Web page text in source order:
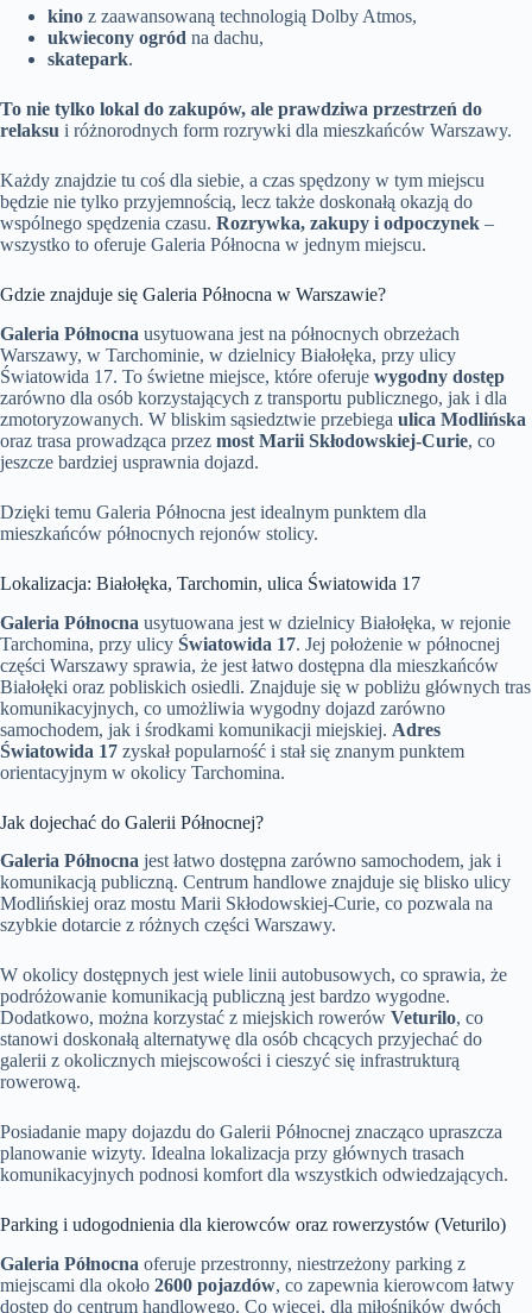
kino z zaawansowaną technologią Dolby Atmos,
ukwiecony ogród na dachu,
skatepark.
To nie tylko lokal do zakupów, ale prawdziwa przestrzeń do
relaksu i różnorodnych form rozrywki dla mieszkańców Warszawy.
Każdy znajdzie tu coś dla siebie, a czas spędzony w tym miejscu
będzie nie tylko przyjemnością, lecz także doskonałą okazją do
wspólnego spędzenia czasu. Rozrywka, zakupy i odpoczynek –
wszystko to oferuje Galeria Północna w jednym miejscu.
Gdzie znajduje się Galeria Północna w Warszawie?
Galeria Północna usytuowana jest na północnych obrzeżach
Warszawy, w Tarchominie, w dzielnicy Białołęka, przy ulicy
Światowida 17. To świetne miejsce, które oferuje wygodny dostęp
zarówno dla osób korzystających z transportu publicznego, jak i dla
zmotoryzowanych. W bliskim sąsiedztwie przebiega ulica Modlińska
oraz trasa prowadząca przez most Marii Skłodowskiej-Curie, co
jeszcze bardziej usprawnia dojazd.
Dzięki temu Galeria Północna jest idealnym punktem dla
mieszkańców północnych rejonów stolicy.
Lokalizacja: Białołęka, Tarchomin, ulica Światowida 17
Galeria Północna usytuowana jest w dzielnicy Białołęka, w rejonie
Tarchomina, przy ulicy Światowida 17. Jej położenie w północnej
części Warszawy sprawia, że jest łatwo dostępna dla mieszkańców
Białołęki oraz pobliskich osiedli. Znajduje się w pobliżu głównych tras
komunikacyjnych, co umożliwia wygodny dojazd zarówno
samochodem, jak i środkami komunikacji miejskiej. Adres
Światowida 17 zyskał popularność i stał się znanym punktem
orientacyjnym w okolicy Tarchomina.
Jak dojechać do Galerii Północnej?
Galeria Północna jest łatwo dostępna zarówno samochodem, jak i
komunikacją publiczną. Centrum handlowe znajduje się blisko ulicy
Modlińskiej oraz mostu Marii Skłodowskiej-Curie, co pozwala na
szybkie dotarcie z różnych części Warszawy.
W okolicy dostępnych jest wiele linii autobusowych, co sprawia, że
podróżowanie komunikacją publiczną jest bardzo wygodne.
Dodatkowo, można korzystać z miejskich rowerów Veturilo, co
stanowi doskonałą alternatywę dla osób chcących przyjechać do
galerii z okolicznych miejscowości i cieszyć się infrastrukturą
rowerową.
Posiadanie mapy dojazdu do Galerii Północnej znacząco upraszcza
planowanie wizyty. Idealna lokalizacja przy głównych trasach
komunikacyjnych podnosi komfort dla wszystkich odwiedzających.
Parking i udogodnienia dla kierowców oraz rowerzystów (Veturilo)
Galeria Północna oferuje przestronny, niestrzeżony parking z
miejscami dla około 2600 pojazdów, co zapewnia kierowcom łatwy
dostęp do centrum handlowego. Co więcej, dla miłośników dwóch